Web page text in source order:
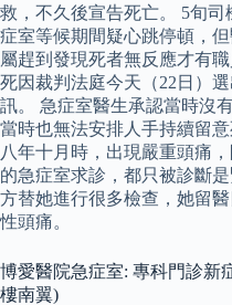
救，不久後宣告死亡。 5旬
症室等候期間疑心跳停頓，
屬趕到發現死者無反應才有
死因裁判法庭今天（22日）
訊。 急症室醫生承認當時沒
當時也無法安排人手持續留
八年十月時，出現嚴重頭痛
的急症室求診，都只被診斷
方替她進行很多檢查，她留
性頭痛。
博愛醫院急症室: 專科門診新
樓南翼)